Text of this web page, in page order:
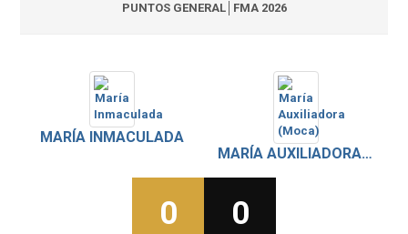
PUNTOS GENERAL│FMA 2026
MARÍA INMACULADA
MARÍA AUXILIADORA (MOCA)
0 0